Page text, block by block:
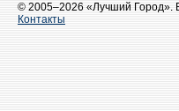
© 2005–2026 «Лучший Город».
Контакты